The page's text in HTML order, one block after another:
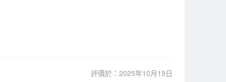
評價於：2025年10月19日